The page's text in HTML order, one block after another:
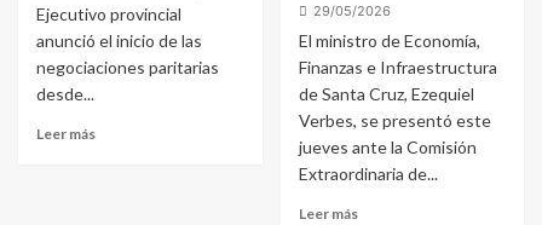
Ejecutivo provincial
anunció el inicio de las
negociaciones paritarias
desde...
Leer más
29/05/2026
El ministro de Economía,
Finanzas e Infraestructura
de Santa Cruz, Ezequiel
Verbes, se presentó este
jueves ante la Comisión
Extraordinaria de...
Leer más